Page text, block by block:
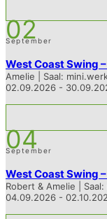
02
September
West Coast Swing
Amelie | Saal:
02.09.2026 -
04
September
West Coast Swing
Robert & Amelie |
04.09.2026 -